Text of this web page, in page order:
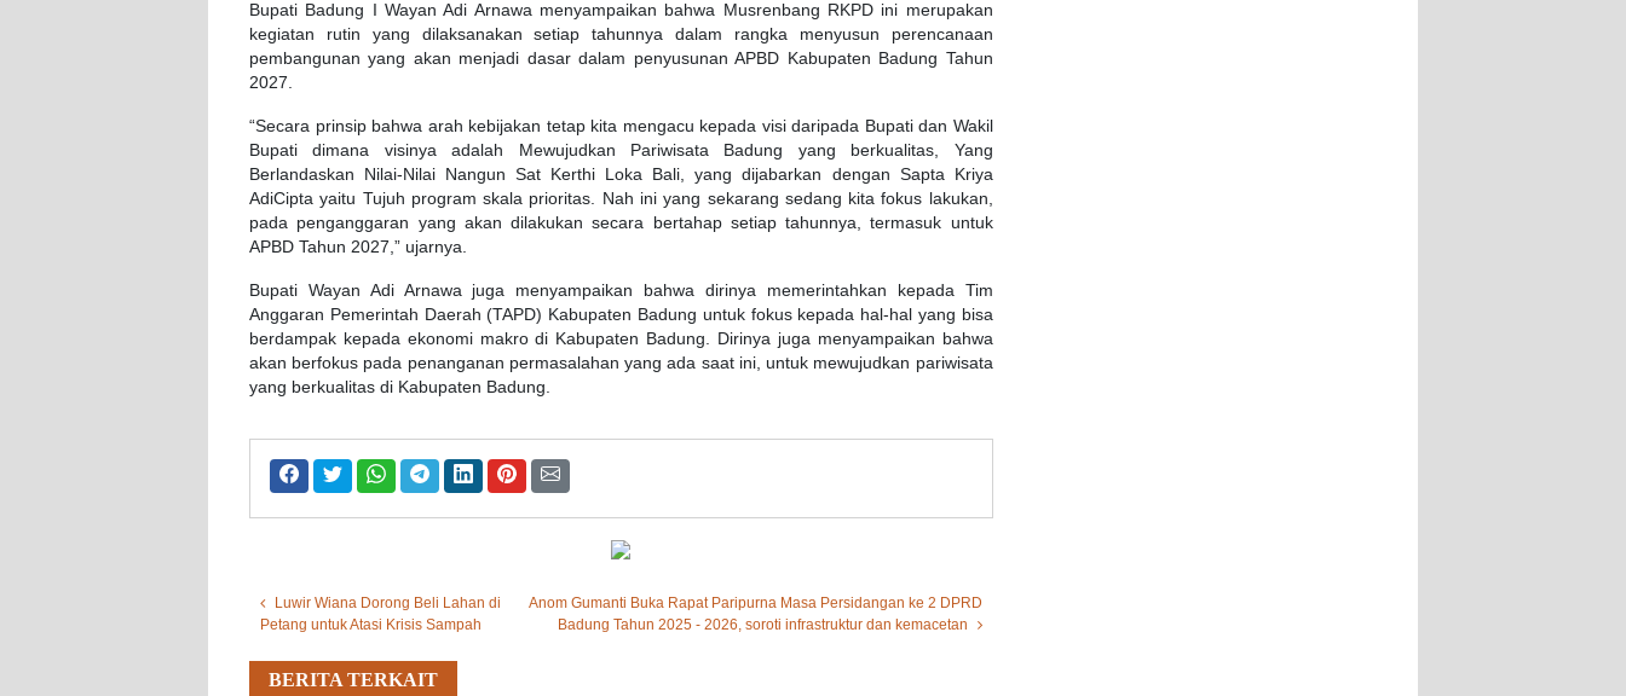
Bupati Badung I Wayan Adi Arnawa menyampaikan bahwa Musrenbang RKPD ini merupakan
kegiatan rutin yang dilaksanakan setiap tahunnya dalam rangka menyusun perencanaan
pembangunan yang akan menjadi dasar dalam penyusunan APBD Kabupaten Badung Tahun
2027.
“Secara prinsip bahwa arah kebijakan tetap kita mengacu kepada visi daripada Bupati dan Wakil
Bupati dimana visinya adalah Mewujudkan Pariwisata Badung yang berkualitas, Yang
Berlandaskan Nilai-Nilai Nangun Sat Kerthi Loka Bali, yang dijabarkan dengan Sapta Kriya
AdiCipta yaitu Tujuh program skala prioritas. Nah ini yang sekarang sedang kita fokus lakukan,
pada penganggaran yang akan dilakukan secara bertahap setiap tahunnya, termasuk untuk
APBD Tahun 2027,” ujarnya.
Bupati Wayan Adi Arnawa juga menyampaikan bahwa dirinya memerintahkan kepada Tim
Anggaran Pemerintah Daerah (TAPD) Kabupaten Badung untuk fokus kepada hal-hal yang bisa
berdampak kepada ekonomi makro di Kabupaten Badung. Dirinya juga menyampaikan bahwa
akan berfokus pada penanganan permasalahan yang ada saat ini, untuk mewujudkan pariwisata
yang berkualitas di Kabupaten Badung.
Luwir Wiana Dorong Beli Lahan di
Petang untuk Atasi Krisis Sampah
Anom Gumanti Buka Rapat Paripurna Masa Persidangan ke 2 DPRD
Badung Tahun 2025 - 2026, soroti infrastruktur dan kemacetan
BERITA TERKAIT